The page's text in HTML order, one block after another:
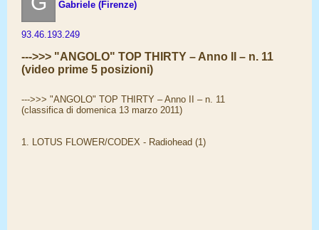
Gabriele (Firenze)
93.46.193.249
--->>> "ANGOLO" TOP THIRTY – Anno II – n. 11
(video prime 5 posizioni)
--->>> "ANGOLO" TOP THIRTY – Anno II – n. 11
(classifica di domenica 13 marzo 2011)
1. LOTUS FLOWER/CODEX - Radiohead (1)